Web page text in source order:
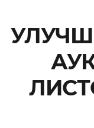
Выбрать файл